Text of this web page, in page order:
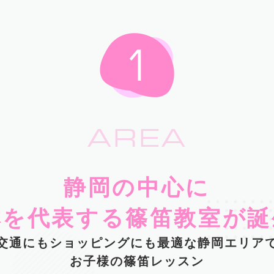
AREA
静岡の中心に
代表する篠笛教室が
通にもショッピングにも最適な静岡エリア
お子様の篠笛レッスン